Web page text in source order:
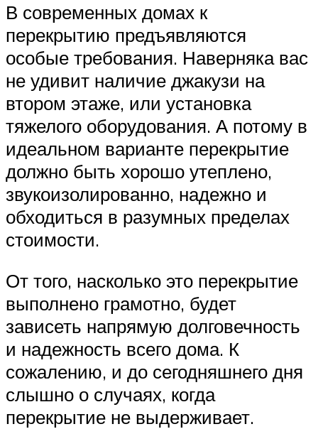
В современных домах к
перекрытию предъявляются
особые требования. Наверняка вас
не удивит наличие джакузи на
втором этаже, или установка
тяжелого оборудования. А потому в
идеальном варианте перекрытие
должно быть хорошо утеплено,
звукоизолированно, надежно и
обходиться в разумных пределах
стоимости.
От того, насколько это перекрытие
выполнено грамотно, будет
зависеть напрямую долговечность
и надежность всего дома. К
сожалению, и до сегодняшнего дня
слышно о случаях, когда
перекрытие не выдерживает.